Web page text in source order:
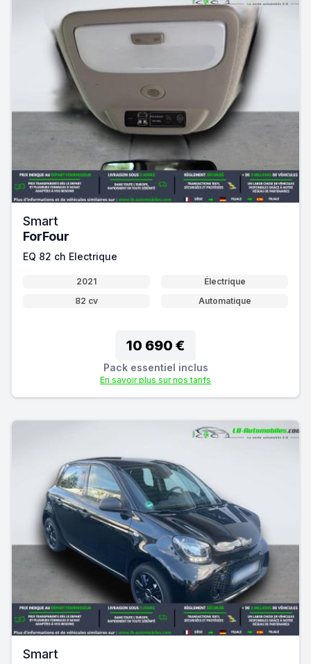
Smart
ForFour
EQ 82 ch Electrique
2021
Électrique
82 cv
Automatique
10 690 €
Pack essentiel inclus
En savoir plus sur nos tarifs
Smart